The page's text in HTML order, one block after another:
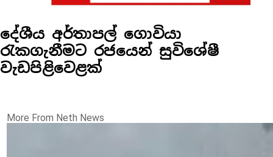
දේශීය අර්තාපල් ගොවියා
රැකගැනීමට රජයෙන් සුවිශේෂී
වැඩපිළිවෙළක්
More From Neth News